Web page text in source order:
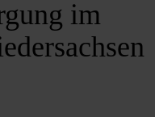
im